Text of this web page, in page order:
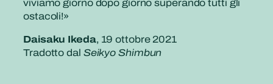
viviamo giorno dopo giorno superando tutti gli
ostacoli!»
Daisaku Ikeda, 19 ottobre 2021
Tradotto dal Seikyo Shimbun